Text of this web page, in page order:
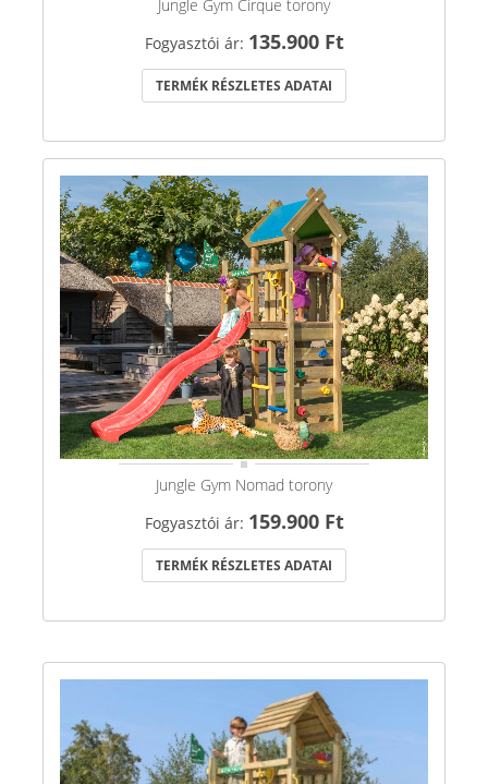
Jungle Gym Cirque torony
Fogyasztói ár: 135.900 Ft
TERMÉK RÉSZLETES ADATAI
Jungle Gym Nomad torony
Fogyasztói ár: 159.900 Ft
TERMÉK RÉSZLETES ADATAI